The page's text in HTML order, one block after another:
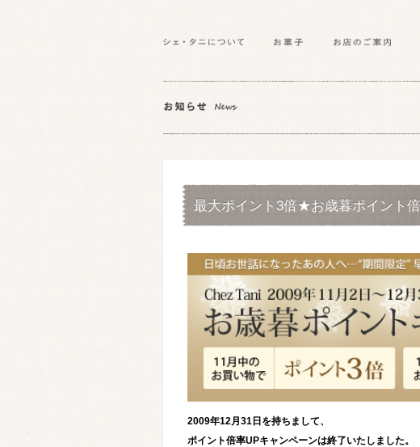
最大ポイント3倍★お歳暮ポイント
2009年12月31日を持ちまして、
ポイント倍率UPキャンペーンは終了いたしました。